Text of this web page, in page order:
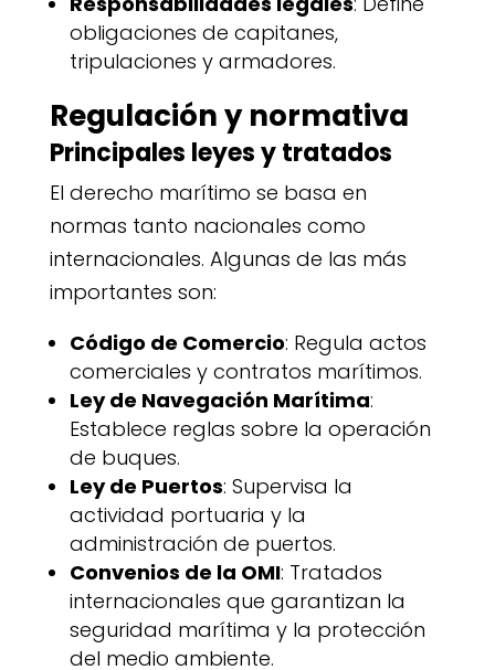
obligaciones de capitanes,
tripulaciones y armadores.
Regulación y normativa
Principales leyes y tratados
El derecho marítimo se basa en
normas tanto nacionales como
internacionales. Algunas de las más
importantes son:
Código de Comercio: Regula actos
comerciales y contratos marítimos.
Ley de Navegación Marítima:
Establece reglas sobre la operación
de buques.
Ley de Puertos: Supervisa la
actividad portuaria y la
administración de puertos.
Convenios de la OMI: Tratados
internacionales que garantizan la
seguridad marítima y la protección
del medio ambiente.